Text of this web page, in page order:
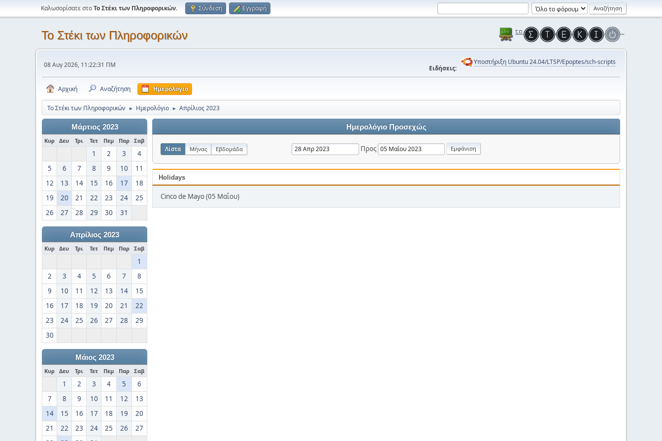
Καλωσορίσατε στοΤο Στέκι των Πληροφορικών. Σύνδεση Εγγραφή
Το Στέκι των Πληροφορικών
08 Αυγ 2026, 11:22:31 ΠΜ Ειδήσεις:
Υποστήριξη Ubuntu 24.04/LTSP/Epoptes/sch-scripts
Αρχική Αναζήτηση Ημερολόγιο
Το Στέκι των Πληροφορικών ► Ημερολόγιο ► Απρίλιος 2023
Μάρτιος 2023
Κυρ Δευ Τρι Τετ Πεμ Παρ Σαβ
1 2 3
4
5
6 7 8 9 10
11
12
13 14 15 16 17
18
19
20 21 22 23 24
25
26
27 28 29 30 31
Απρίλιος 2023
Κυρ Δευ Τρι Τετ Πεμ Παρ Σαβ
1
2
3 4 5 6 7
8
9
10 11 12 13 14
15
16
17 18 19 20 21
22
23
24 25 26 27 28
29
30
Μάιος 2023
Κυρ Δευ Τρι Τετ Πεμ Παρ Σαβ
1 2 3 4 5
6
7
8 9 10 11 12
13
14
15 16 17 18 19
20
21
22 23 24 25 26
27
Ημερολόγιο Προσεχώς
Λίστα Μήνας Εβδομάδα Προς
Holidays
Cinco de Mayo (05 Μαΐου)